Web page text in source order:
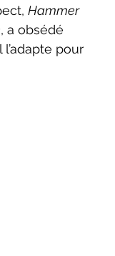
Hammer
, a obsédé
pour